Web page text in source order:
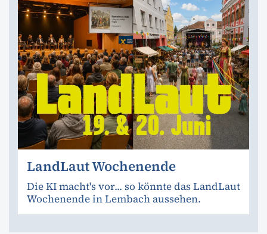
LandLaut Wochenende
Die KI macht's vor... so könnte das LandLaut
Wochenende in Lembach aussehen.